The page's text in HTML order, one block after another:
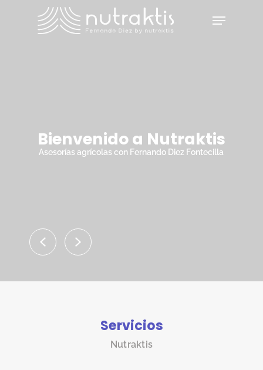
Menu
Bienvenido a Nutraktis
Asesorías agrícolas con Fernando Diez Fontecilla
Servicios
Nutraktis